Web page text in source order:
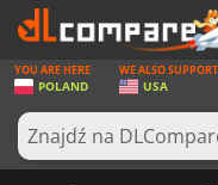
GRY
KARTY DO GIER
OPROGRAMOWANIE
YOU ARE HERE
POLAND
WE ALSO SUPPORT
USA